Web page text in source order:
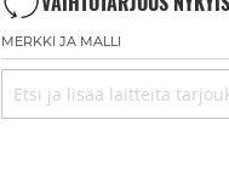
MERKKI JA MALLI